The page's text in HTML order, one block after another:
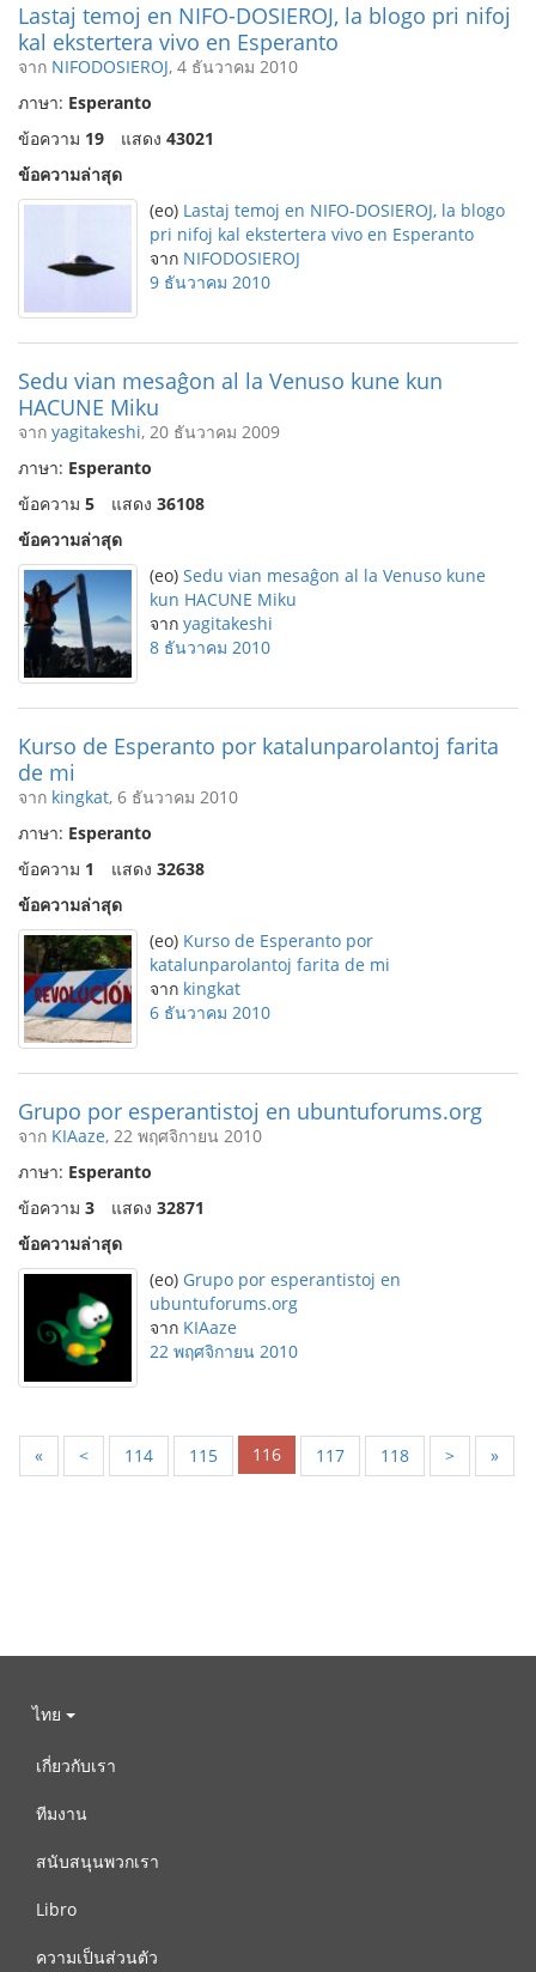
Lastaj temoj en NIFO-DOSIEROJ, la blogo pri nifoj
kal ekstertera vivo en Esperanto
จาก NIFODOSIEROJ, 4 ธันวาคม 2010
ภาษา: Esperanto
ข้อความ 19 แสดง 43021
ข้อความล่าสุด
(eo) Lastaj temoj en NIFO-DOSIEROJ, la blogo
pri nifoj kal ekstertera vivo en Esperanto
จาก NIFODOSIEROJ
9 ธันวาคม 2010
Sedu vian mesaĝon al la Venuso kune kun
HACUNE Miku
จาก yagitakeshi, 20 ธันวาคม 2009
ภาษา: Esperanto
ข้อความ 5 แสดง 36108
ข้อความล่าสุด
(eo) Sedu vian mesaĝon al la Venuso kune
kun HACUNE Miku
จาก yagitakeshi
8 ธันวาคม 2010
Kurso de Esperanto por katalunparolantoj farita
de mi
จาก kingkat, 6 ธันวาคม 2010
ภาษา: Esperanto
ข้อความ 1 แสดง 32638
ข้อความล่าสุด
(eo) Kurso de Esperanto por
katalunparolantoj farita de mi
จาก kingkat
6 ธันวาคม 2010
Grupo por esperantistoj en ubuntuforums.org
จาก KIAaze, 22 พฤศจิกายน 2010
ภาษา: Esperanto
ข้อความ 3 แสดง 32871
ข้อความล่าสุด
(eo) Grupo por esperantistoj en
ubuntuforums.org
จาก KIAaze
22 พฤศจิกายน 2010
« < 114 115 116 117 118 > »
ไทย
เกี่ยวกับเรา
ทีมงาน
สนับสนุนพวกเรา
Libro
ความเป็นส่วนตัว